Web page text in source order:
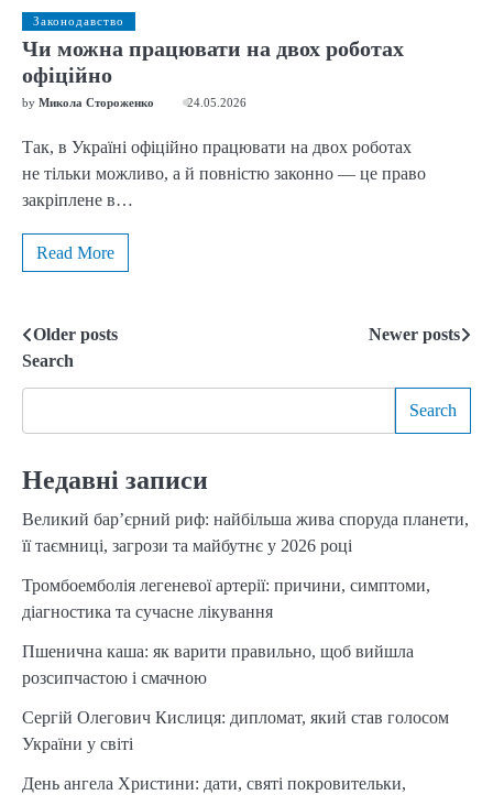
Законодавство
Чи можна працювати на двох роботах
офіційно
by Микола Стороженко 24.05.2026
Так, в Україні офіційно працювати на двох роботах
не тільки можливо, а й повністю законно — це право
закріплене в…
Read More
Posts
Older posts
Newer posts
Search
Search
Недавні записи
Великий бар’єрний риф: найбільша жива споруда планети,
її таємниці, загрози та майбутнє у 2026 році
Тромбоемболія легеневої артерії: причини, симптоми,
діагностика та сучасне лікування
Пшенична каша: як варити правильно, щоб вийшла
розсипчастою і смачною
Сергій Олегович Кислиця: дипломат, який став голосом
України у світі
День ангела Христини: дати, святі покровительки,